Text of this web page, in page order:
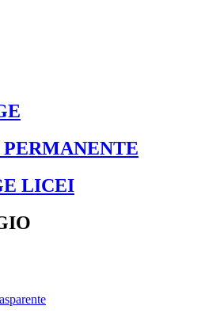
PERMANENTE
LICEI